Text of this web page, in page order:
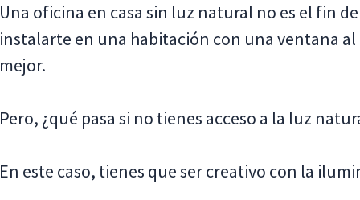
Una oficina en casa sin luz natural no es el fin
instalarte en una habitación con una ventana
mejor.
Pero, ¿qué pasa si no tienes acceso a la luz
En este caso, tienes que ser creativo con la